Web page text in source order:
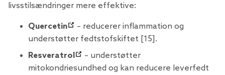
livsstilsændringer mere effektive:
Quercetin
– reducerer inflammation og
understøtter fedtstofskiftet [15].
Resveratrol
– understøtter
mitokondriesundhed og kan reducere leverfedt